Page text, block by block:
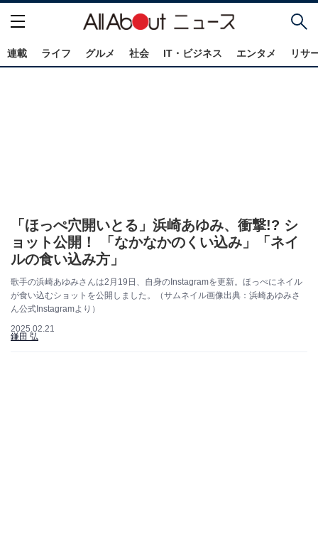
連載 ライフ グルメ 社会 IT・ビジネス エンタメ リサ
「ほっぺ穴開いとる」浜崎あゆみ、衝撃!? シ
ョット公開！ 「なかなかのくい込み」「ネイ
ルの食い込み方」
歌手の浜崎あゆみさんは2月19日、自身のInstagramを更新。ほっぺにネイル
が食い込むショットを公開しました。（サムネイル画像出典：浜崎あゆみさ
ん公式Instagramより）
2025.02.21
鎌田 弘